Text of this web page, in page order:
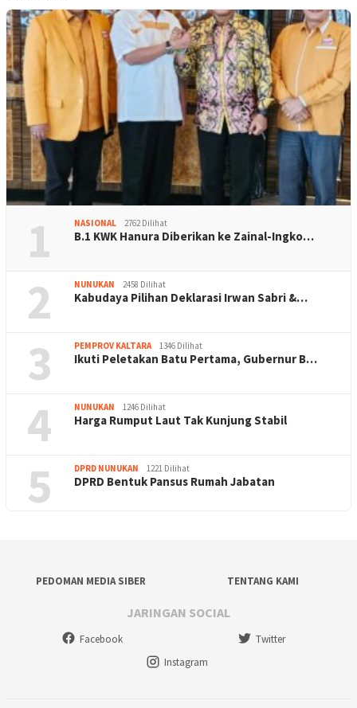
1 NASIONAL 2762 Dilihat
B.1 KWK Hanura Diberikan ke Zainal-Ingko…
2 NUNUKAN 2458 Dilihat
Kabudaya Pilihan Deklarasi Irwan Sabri &…
3 PEMPROV KALTARA 1346 Dilihat
Ikuti Peletakan Batu Pertama, Gubernur B…
4 NUNUKAN 1246 Dilihat
Harga Rumput Laut Tak Kunjung Stabil
5 DPRD NUNUKAN 1221 Dilihat
DPRD Bentuk Pansus Rumah Jabatan
PEDOMAN MEDIA SIBER TENTANG KAMI
JARINGAN SOCIAL
Facebook
Twitter
Instagram